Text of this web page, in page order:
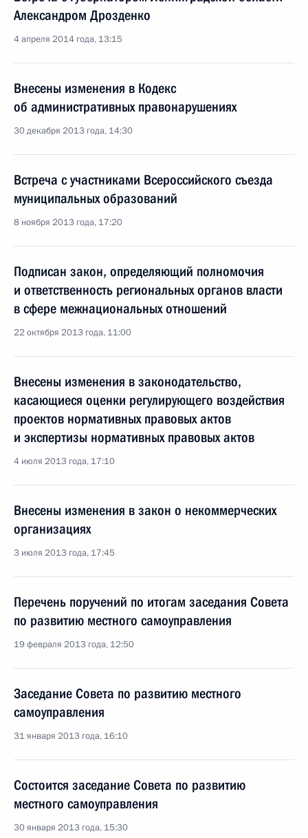
Александром Дрозденко
4 апреля 2014 года, 13:15
Внесены изменения в Кодекс
об административных правонарушениях
30 декабря 2013 года, 14:30
Встреча с участниками Всероссийского съезда
муниципальных образований
8 ноября 2013 года, 17:20
Подписан закон, определяющий полномочия
и ответственность региональных органов власти
в сфере межнациональных отношений
22 октября 2013 года, 11:00
Внесены изменения в законодательство,
касающиеся оценки регулирующего воздействия
проектов нормативных правовых актов
и экспертизы нормативных правовых актов
4 июля 2013 года, 17:10
Внесены изменения в закон о некоммерческих
организациях
3 июля 2013 года, 17:45
Перечень поручений по итогам заседания Совета
по развитию местного самоуправления
19 февраля 2013 года, 12:50
Заседание Совета по развитию местного
самоуправления
31 января 2013 года, 16:10
Состоится заседание Совета по развитию
местного самоуправления
30 января 2013 года, 15:30